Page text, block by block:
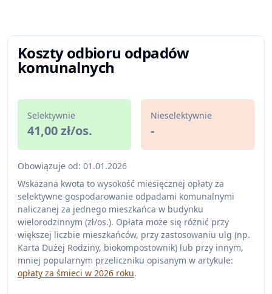
Koszty odbioru odpadów
komunalnych
Selektywnie
41,00 zł/os.
Nieselektywnie
-
Obowiązuje od: 01.01.2026
Wskazana kwota to wysokość miesięcznej opłaty za
selektywne gospodarowanie odpadami komunalnymi
naliczanej za jednego mieszkańca w budynku
wielorodzinnym (zł/os.). Opłata może się różnić przy
większej liczbie mieszkańców, przy zastosowaniu ulg (np.
Karta Dużej Rodziny, biokompostownik) lub przy innym,
mniej popularnym przeliczniku opisanym w artykule:
opłaty za śmieci w 2026 roku.